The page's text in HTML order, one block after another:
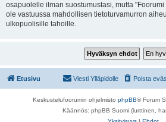
osapuolelle ilman suostumustasi, mutta
ole vastuussa mahdollisen tietoturvamurron
ulkopuolisille tahoille.
Etusivu Poista
Viesti Ylläpidolle
Keskustelufoorumin ohjelmisto phpBB® Forum
Käännös: phpBB Suomi (lurttinen,